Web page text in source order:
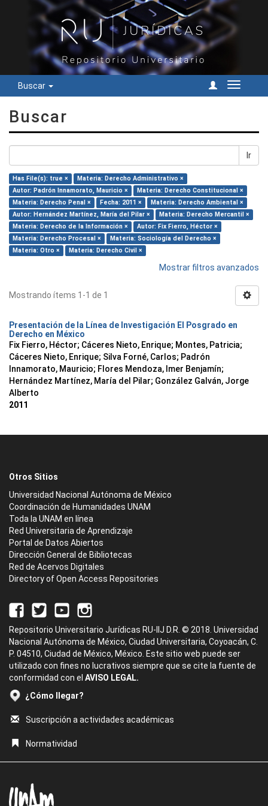
Buscar
Cambiar
Buscar
Ir
Has File(s): true ×
Materia: Derecho Administrativo ×
Autor: Padrón Innamorato, Mauricio ×
Materia: Derecho Constitucional ×
Materia: Derecho Penal ×
Fecha: 2011 ×
Materia: Derecho Ambiental ×
Autor: Hernández Martínez, María del Pilar ×
Materia: Derecho Mercantil ×
Materia: Derecho de la Información ×
Autor: Fix Fierro, Héctor ×
Materia: Derecho Procesal ×
Materia: Sociología del Derecho ×
Materia: Otro ×
Materia: Derecho Civil ×
Mostrar filtros avanzados
Mostrando ítems 1-1 de 1
Presentación de la Línea de Investigación El Posgrado en
Derecho en México
Fix Fierro, Héctor; Cáceres Nieto, Enrique; Montes, Patricia;
Cáceres Nieto, Enrique; Silva Forné, Carlos; Padrón
Innamorato, Mauricio; Flores Mendoza, Imer Benjamín;
Hernández Martínez, María del Pilar; González Galván, Jorge
Alberto
2011
Otros Sitios
Universidad Nacional Autónoma de México
Coordinación de Humanidades UNAM
Toda la UNAM en línea
Red Universitaria de Aprendizaje
Portal de Datos Abiertos
Dirección General de Bibliotecas
Red de Acervos Digitales
Directory of Open Access Repositories
Repositorio Universitario Jurídicas RU-IIJ D.R. © 2018. Universidad
Nacional Autónoma de México, Ciudad Universitaria, Coyoacán, C.
P. 04510, Ciudad de México, México. Este sitio web puede ser
utilizado con fines no lucrativos siempre que se cite la fuente de
conformidad con el AVISO LEGAL.
¿Cómo llegar?
Suscripción a actividades académicas
Normatividad